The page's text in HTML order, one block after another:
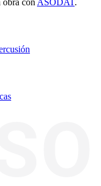
obra con ASODAT.